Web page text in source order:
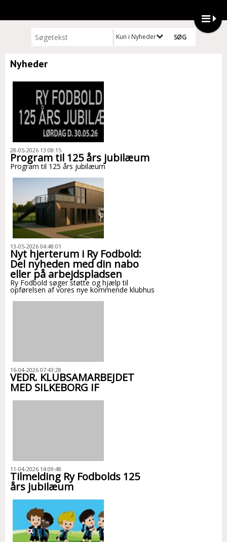
Kun i Nyheder
Nyheder
28-05-2026 13:08:15
Program til 125 års jubilæum
Program til 125 års jubilæum
13-05-2026 04:48:01
Nyt hjerterum i Ry Fodbold:
Del nyheden med din nabo
eller på arbejdspladsen
Ry Fodbold søger støtte og hjælp til
opførelsen af vores nye kommende klubhus
16-04-2026 07:43:28
VEDR. KLUBSAMARBEJDET
MED SILKEBORG IF
11-04-2026 14:09:48
Tilmelding Ry Fodbolds 125
års jubilæum